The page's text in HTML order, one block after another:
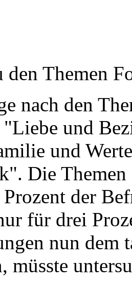
Themen
nach den
und
und
Die Themen
der
für drei
nun dem
müsste